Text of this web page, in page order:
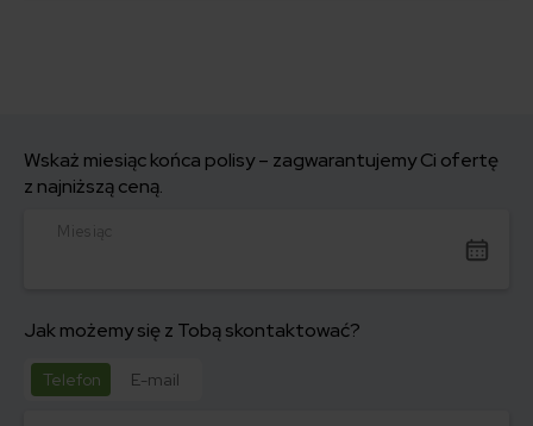
Wskaż miesiąc końca polisy – zagwarantujemy Ci ofertę
z najniższą ceną.
Miesiąc
Jak możemy się z Tobą skontaktować?
Telefon E-mail